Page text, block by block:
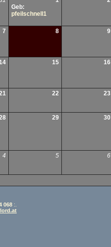
Geb:
pfeilschnell1
7
8 9
15 16
22 23
29 30
4 5 6
068 :.